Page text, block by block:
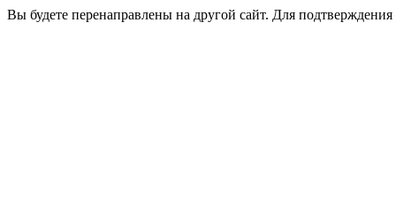
Вы будете перенаправлены на другой сайт. Для